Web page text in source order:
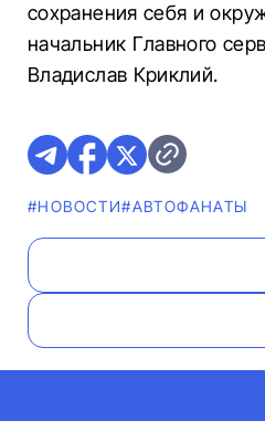
сохранения себя и
начальник Главного
Владислав Криклий.
#НОВОСТИ#AВТОФАНАТЫ